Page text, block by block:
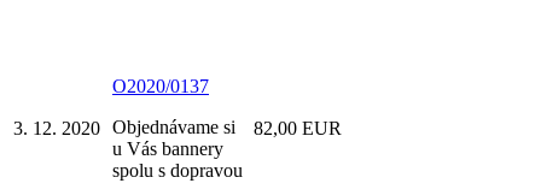
3. 12. 2020
O2020/0137
Objednávame si
u Vás bannery
spolu s dopravou
82,00 EUR